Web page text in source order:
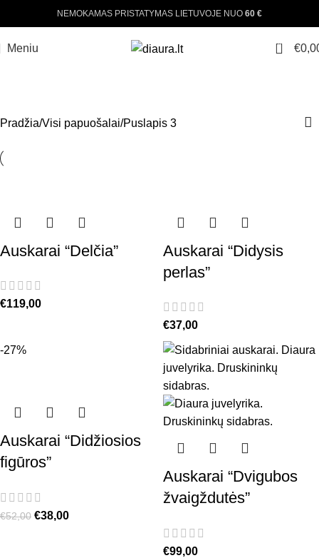
NEMOKAMAS PRISTATYMAS LIETUVOJE NUO 60 €
Meniu 0 €
Pradžia Visi papuošalai Puslapis 3
Auskarai “Delčia”
€119,00
Auskarai “Didysis
perlas”
€37,00
-27%
Auskarai “Didžiosios
figūros”
€52,00 €38,00
Auskarai “Dvigubos
žvaigždutės”
€99,00